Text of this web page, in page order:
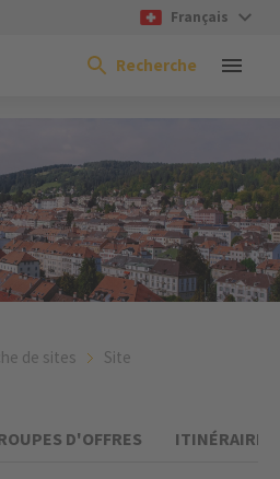
Français
Recherche
de sites Site
D'OFFRES ITINÉRAIRE